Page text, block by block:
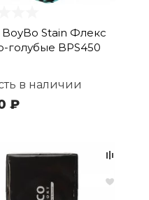
Stain Флекс
голубые BPS450
в наличии
₽